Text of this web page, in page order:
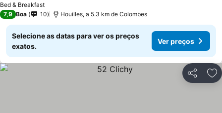
Bed & Breakfast
7,9 Boa 10 Houilles, a 5.3 km de Colombes
Selecione as datas para ver os preços
exatos.
Ver preços
Partilhar